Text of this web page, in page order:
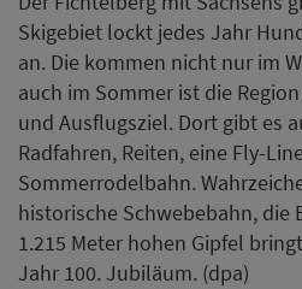
Skigebiet lockt jedes Jahr
an. Die kommen nicht nur im
auch im Sommer ist die
und Ausflugsziel. Dort gibt es
Radfahren, Reiten, eine Fly-
Sommerrodelbahn.
historische Schwebebahn, die
1.215 Meter hohen Gipfel
Jahr 100. Jubiläum. (dpa)